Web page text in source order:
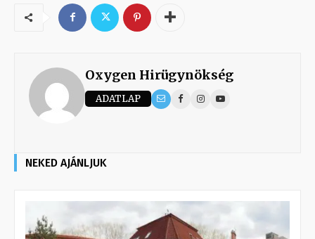
Oxygen Hirügynökség
ADATLAP
NEKED AJÁNLJUK